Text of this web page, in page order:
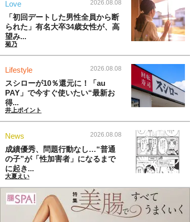
Love 2026.08.08
「初回デートした男性全員から断
られた」有名大卒34歳女性が、高
望み...
菊乃
Lifestyle 2026.08.08
スシローが10％還元に！「au
PAY」で今すぐ使いたい“最新お
得...
井上ポイント
News 2026.08.08
成績優秀、問題行動なし…“普通
の子”が「性加害者」になるまで
に起き...
大夏えい